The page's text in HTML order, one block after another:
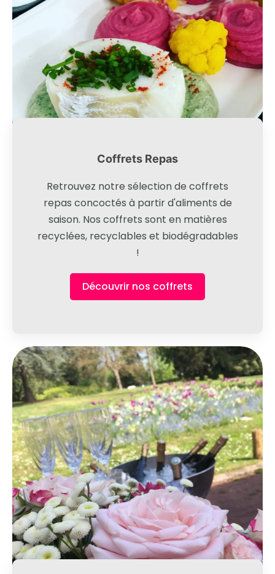
Coffrets Repas
Retrouvez notre sélection de coffrets
repas concoctés à partir d'aliments de
saison. Nos coffrets sont en matières
recyclées, recyclables et biodégradables
!
Découvrir nos coffrets